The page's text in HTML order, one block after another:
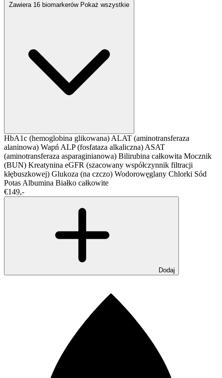
Zawiera 16 biomarkerów Pokaż wszystkie
HbA1c (hemoglobina glikowana) ALAT (aminotransferaza
alaninowa) Wapń ALP (fosfataza alkaliczna) ASAT
(aminotransferaza asparaginianowa) Bilirubina całkowita Mocznik
(BUN) Kreatynina eGFR (szacowany współczynnik filtracji
kłębuszkowej) Glukoza (na czczo) Wodorowęglany Chlorki Sód
Potas Albumina Białko całkowite
€149,-
Dodaj